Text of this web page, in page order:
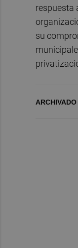
respuesta
su
ARCHIVADO